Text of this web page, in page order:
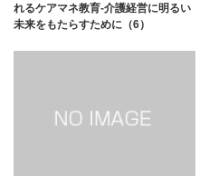
れるケアマネ教育-介護経営に明るい
未来をもたらすために（6）